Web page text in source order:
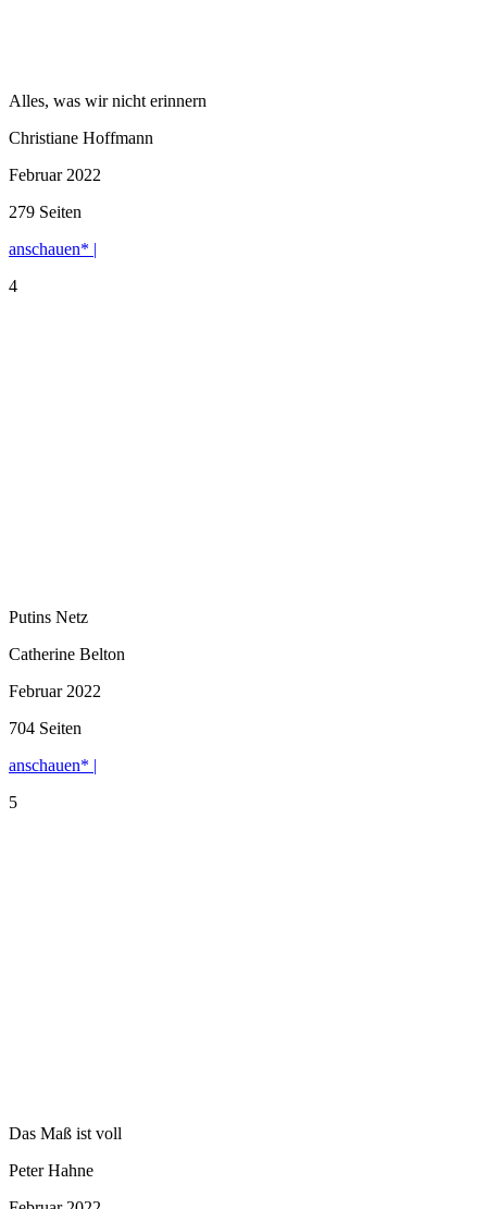
Alles, was wir nicht erinnern
Christiane Hoffmann
Februar 2022
279 Seiten
anschauen* |
4
Putins Netz
Catherine Belton
Februar 2022
704 Seiten
anschauen* |
5
Das Maß ist voll
Peter Hahne